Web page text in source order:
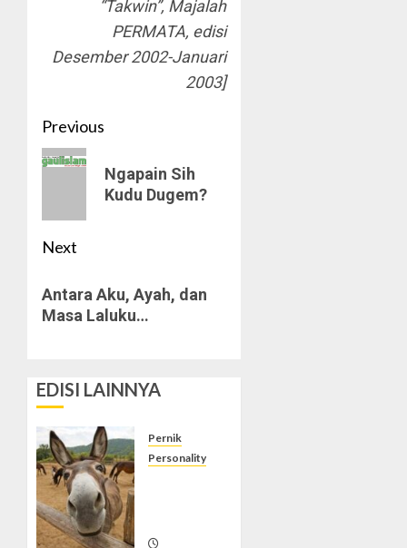
“Takwin”, Majalah
PERMATA, edisi
Desember 2002-Januari
2003]
Post
navigation
Previous
Previous
Ngapain Sih
Kudu Dugem?
Next
post:
Antara Aku, Ayah, dan
Masa Laluku…
EDISI LAINNYA
Pernik
Personality